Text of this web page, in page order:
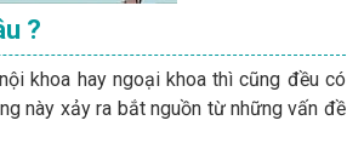
?
khoa hay ngoại khoa thì cũng đều có
này xảy ra bắt nguồn từ những vấn đề